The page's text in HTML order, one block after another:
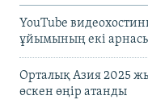
YouTube
ұйымының екі
Орталық Азия 2025
өскен өңір атанды